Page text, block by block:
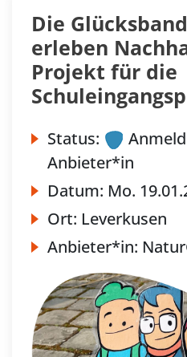
Die
erleben
Projekt für die
Status:
Anbieter*in
Datum: Mo.
Ort: Leverkusen
Anbieter*in: